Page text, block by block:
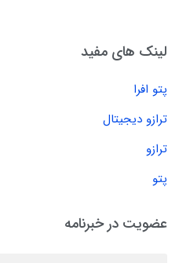
لینک های مفید
پتو افرا
ترازو دیجیتال
ترازو
پتو
عضویت در خبرنامه